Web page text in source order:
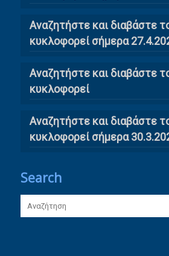
Αναζητήστε και διαβάστε
κυκλοφορεί σήμερα
Αναζητήστε και διαβάστε
κυκλοφορεί
Αναζητήστε και διαβάστε
κυκλοφορεί σήμερα
Search